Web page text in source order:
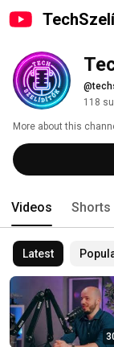
118
More about this
Videos Shorts
Latest